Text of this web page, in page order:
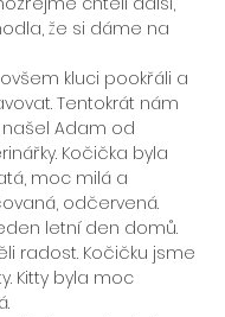
že si dáme na
kluci pookřáli a
Tentokrát nám
Adam od
Kočička byla
moc milá a
odčervená.
letní den domů.
radost. Kočičku jsme
Kitty byla moc